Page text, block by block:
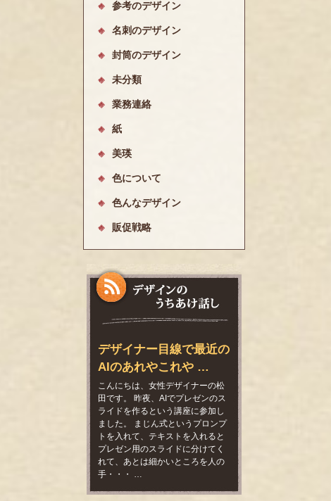
参考のデザイン
名刺のデザイン
封筒のデザイン
未分類
業務連絡
紙
美瑛
色について
色んなデザイン
販促戦略
デザイナー目線で最近の
AIのあれやこれや …
こんにちは、女性デザイナーの松
田です。 昨夜、AIでプレゼンのス
ライドを作るという講座に参加し
ました。 まじん式というプロンプ
トを入れて、テキストを入れると
プレゼン用のスライドに分けてく
れて、あとは細かいところを人の
手・・・ …